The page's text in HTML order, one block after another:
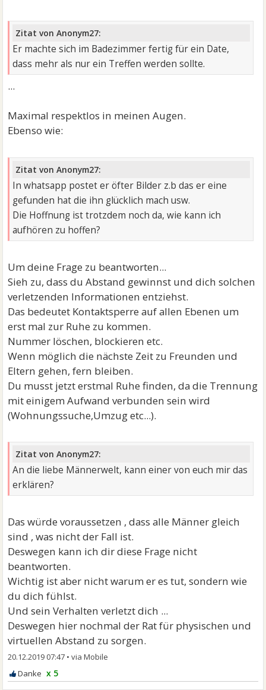
Zitat von Anonym27:
Er machte sich im Badezimmer fertig für ein Date,
dass mehr als nur ein Treffen werden sollte.
...
Maximal respektlos in meinen Augen.
Ebenso wie:
Zitat von Anonym27:
In whatsapp postet er öfter Bilder z.b das er eine
gefunden hat die ihn glücklich mach usw.
Die Hoffnung ist trotzdem noch da, wie kann ich
aufhören zu hoffen?
Um deine Frage zu beantworten...
Sieh zu, dass du Abstand gewinnst und dich solchen
verletzenden Informationen entziehst.
Das bedeutet Kontaktsperre auf allen Ebenen um
erst mal zur Ruhe zu kommen.
Nummer löschen, blockieren etc.
Wenn möglich die nächste Zeit zu Freunden und
Eltern gehen, fern bleiben.
Du musst jetzt erstmal Ruhe finden, da die Trennung
mit einigem Aufwand verbunden sein wird
(Wohnungssuche,Umzug etc...).
Zitat von Anonym27:
An die liebe Männerwelt, kann einer von euch mir das
erklären?
Das würde voraussetzen , dass alle Männer gleich
sind , was nicht der Fall ist.
Deswegen kann ich dir diese Frage nicht
beantworten.
Wichtig ist aber nicht warum er es tut, sondern wie
du dich fühlst.
Und sein Verhalten verletzt dich ...
Deswegen hier nochmal der Rat für physischen und
virtuellen Abstand zu sorgen.
20.12.2019 07:47 •
x 5